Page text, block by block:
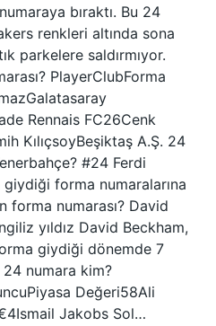
bıraktı. Bu 24
renkleri altında sona
parkelere saldırmıyor.
PlayerClubForma
Rennais FC26Cenk
KılıçsoyBeşiktaş A.Ş. 24
#24 Ferdi
giydiği forma numaralarına
forma numarası? David
yıldız David Beckham,
giydiği dönemde 7
24 numara kim?
Değeri58Ali
Jakobs Sol…